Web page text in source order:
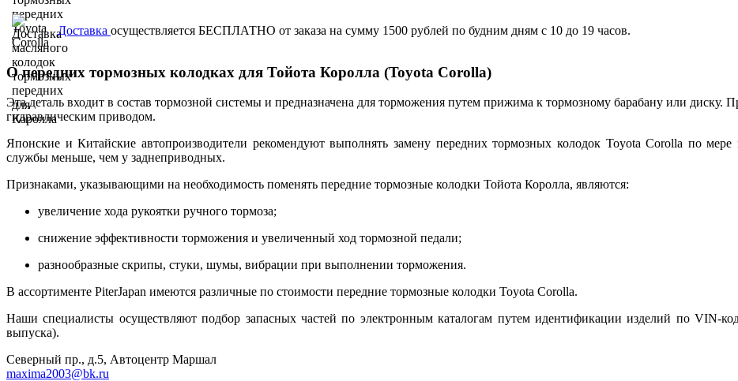
Доставка осуществляется БЕСПЛАТНО от заказа на сумму 1500 рублей по будним дням с 10 до 19 часов.
О передних тормозных колодках для Тойота Королла (Toyota Corolla)
Эта деталь входит в состав тормозной системы и предназначена для торможения путем прижима к тормозному барабану или диску.
гидравлическим приводом.
Японские и Китайские автопроизводители рекомендуют выполнять замену передних тормозных колодок Toyota Corolla по
службы меньше, чем у заднеприводных.
Признаками, указывающими на необходимость поменять передние тормозные колодки Тойота Королла, являются:
увеличение хода рукоятки ручного тормоза;
снижение эффективности торможения и увеличенный ход тормозной педали;
разнообразные скрипы, стуки, шумы, вибрации при выполнении торможения.
В ассортименте PiterJapan имеются различные по стоимости передние тормозные колодки Toyota Corolla.
Наши специалисты осуществляют подбор запасных частей по электронным каталогам путем идентификации изделий по VIN-
выпуска).
Северный пр., д.5, Автоцентр Маршал
maxima2003@bk.ru